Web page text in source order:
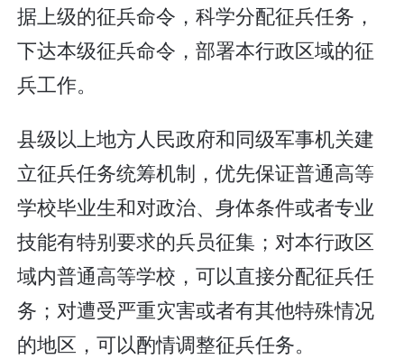
据上级的征兵命令，科学分配征兵任务，
下达本级征兵命令，部署本行政区域的征
兵工作。
县级以上地方人民政府和同级军事机关建
立征兵任务统筹机制，优先保证普通高等
学校毕业生和对政治、身体条件或者专业
技能有特别要求的兵员征集；对本行政区
域内普通高等学校，可以直接分配征兵任
务；对遭受严重灾害或者有其他特殊情况
的地区，可以酌情调整征兵任务。